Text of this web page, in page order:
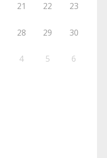
21 22 23
28 29 30
4 5 6